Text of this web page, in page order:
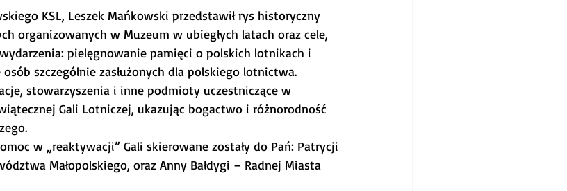
KSL, Leszek Mańkowski przedstawił rys historyczny
organizowanych w Muzeum w ubiegłych latach oraz cele,
pielęgnowanie pamięci o polskich lotnikach i
szczególnie zasłużonych dla polskiego lotnictwa.
stowarzyszenia i inne podmioty uczestniczące w
Gali Lotniczej, ukazując bogactwo i różnorodność
w „reaktywacji” Gali skierowane zostały do Pań: Patrycji
Małopolskiego, oraz Anny Bałdygi – Radnej Miasta